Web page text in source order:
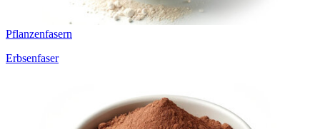
Pflanzenfasern
Erbsenfaser